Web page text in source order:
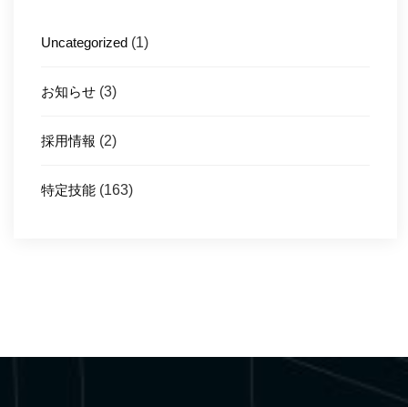
Uncategorized (1)
お知らせ (3)
採用情報 (2)
特定技能 (163)